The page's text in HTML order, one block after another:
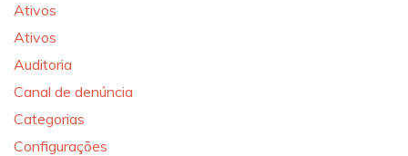
Ativos
Ativos
Auditoria
Canal de denúncia
Categorias
Configurações